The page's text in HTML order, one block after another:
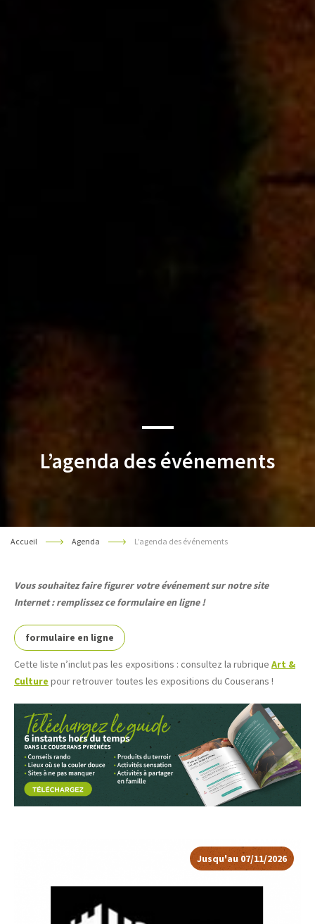
L’agenda des événements
Accueil Agenda L’agenda des événements
Vous souhaitez faire figurer votre événement sur notre site
Internet : remplissez ce formulaire en ligne !
formulaire en ligne
Cette liste n’inclut pas les expositions : consultez la rubrique Art &
Culture pour retrouver toutes les expositions du Couserans !
Jusqu'au 07/11/2026